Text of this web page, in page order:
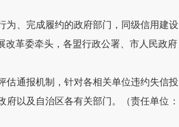
为、完成履约的政府部门，同级信用建
革委牵头，各盟行政公署、市人民政府
估通报机制，针对各相关单位违约失信
以及自治区各有关部门。（责任单位